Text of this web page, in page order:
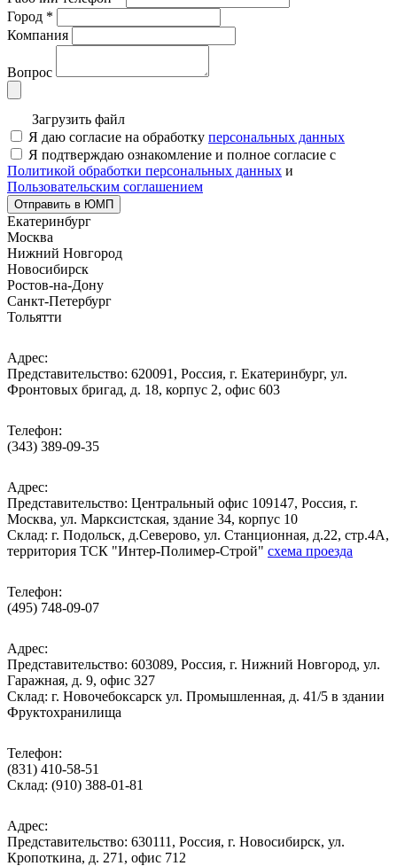
Город *
Компания
Вопрос
Загрузить файл
Я даю согласие на обработку персональных данных
Я подтверждаю ознакомление и полное согласие с
Политикой обработки персональных данных и
Пользовательским соглашением
Отправить в ЮМП
Екатеринбург
Москва
Нижний Новгород
Новосибирск
Ростов-на-Дону
Санкт-Петербург
Тольятти
Адрес:
Представительство: 620091, Россия, г. Екатеринбург, ул.
Фронтовых бригад, д. 18, корпус 2, офис 603
Телефон:
(343) 389-09-35
Адрес:
Представительство: Центральный офис 109147, Россия, г.
Москва, ул. Марксистская, здание 34, корпус 10
Cклад: г. Подольск, д.Северово, ул. Станционная, д.22, стр.4А,
территория ТСК "Интер-Полимер-Строй" схема проезда
Телефон:
(495) 748-09-07
Адрес:
Представительство: 603089, Россия, г. Нижний Новгород, ул.
Гаражная, д. 9, офис 327
Склад: г. Новочебоксарск ул. Промышленная, д. 41/5 в здании
Фруктохранилища
Телефон:
(831) 410-58-51
Склад: (910) 388-01-81
Адрес:
Представительство: 630111, Россия, г. Новосибирск, ул.
Кропоткина, д. 271, офис 712